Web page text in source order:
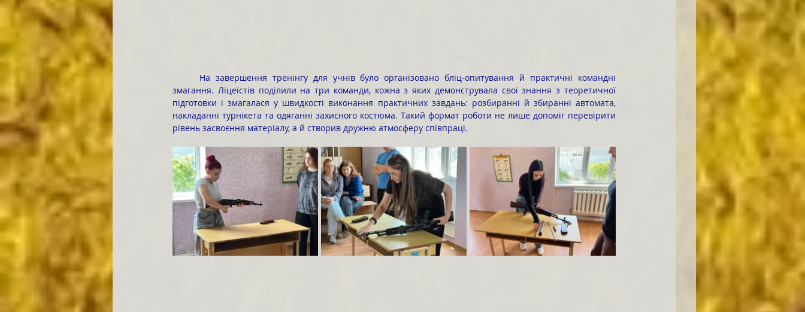
змагання. Ліцеїстів поділили на три команди, кожна з яких демонструвала свої знання з теоретичної
підготовки і змагалася у швидкості виконання практичних завдань: розбиранні й збиранні автомата,
накладанні турнікета та одяганні захисного костюма. Такий формат роботи не лише допоміг перевірити
рівень засвоєння матеріалу, а й створив дружню атмосферу співпраці.